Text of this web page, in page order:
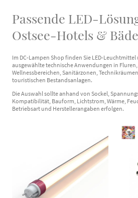
Passende LED-
Ostsee-Hotels &
Im DC-Lampen Shop finden Sie LED-
ausgewählte technische Anwendungen in Fluren,
Wellnessbereichen, Sanitärzonen,
touristischen Bestandsanlagen.
Die Auswahl sollte anhand von Sockel,
Kompatibilität, Bauform, Lichtstrom, Wärme,
Betriebsart und Herstellerangaben erfolgen.